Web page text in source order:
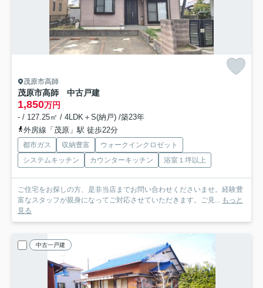
茂原市高師
茂原市高師 中古戸建
1,850万円
- / 127.25㎡ / 4LDK＋S(納戸) /築23年
外房線「茂原」駅 徒歩22分
都市ガス 収納豊富
ウォークインクロゼット
システムキッチン
カウンターキッチン 浴室１坪以上
ご住宅をお探しの方、是非当店までお問い合わせくださいませ。経験豊
富なスタッフが親身になってご対応させていただきます。ご見...
もっと
見る
中古一戸建